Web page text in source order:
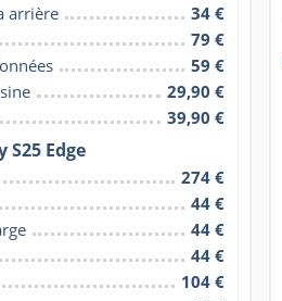
arrière
34 €
79 €
59 €
29,90 €
39,90 €
S25 Edge
274 €
44 €
44 €
44 €
104 €